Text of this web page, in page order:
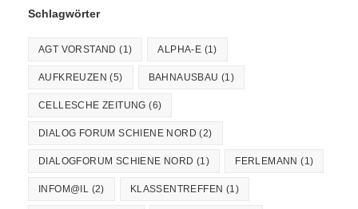
Schlagwörter
AGT VORSTAND (1) ALPHA-E (1)
AUFKREUZEN (5) BAHNAUSBAU (1)
CELLESCHE ZEITUNG (6)
DIALOG FORUM SCHIENE NORD (2)
DIALOGFORUM SCHIENE NORD (1) FERLEMANN (1)
INFOM@IL (2) KLASSENTREFFEN (1)